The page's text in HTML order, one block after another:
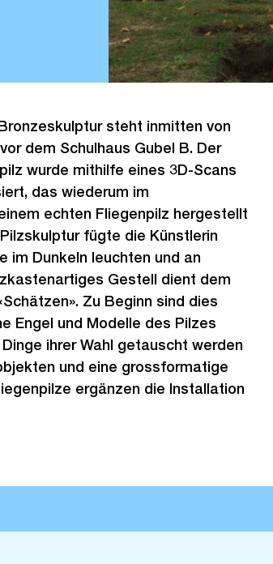
steht inmitten von
dem Schulhaus Gubel B. Der
wurde mithilfe eines 3D-Scans
das wiederum im
echten Fliegenpilz hergestellt
fügte die Künstlerin
im Dunkeln leuchten und an
Gestell dient dem
Zu Beginn sind dies
Engel und Modelle des Pilzes
ihrer Wahl getauscht werden
und eine grossformatige
ergänzen die Installation